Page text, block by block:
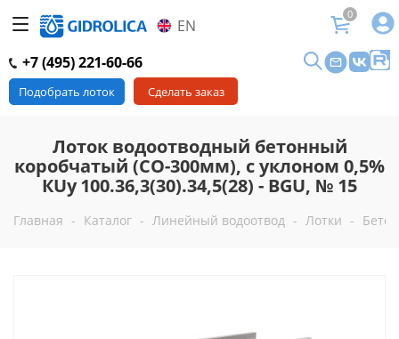
EN
0
+7 (495) 221-60-66
Подобрать лоток Сделать заказ
Лоток водоотводный бетонный
коробчатый (СО-300мм), с уклоном 0,5%
КUу 100.36,3(30).34,5(28) - BGU, № 15
Главная - Каталог - Линейный водоотвод - Лотки -